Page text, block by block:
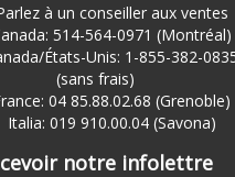
à un conseiller aux ventes
514-564-0971 (Montréal)
États-Unis: 1-855-382-
(sans frais)
04 85.88.02.68 (Grenoble)
Italia: 019 910.00.04 (Savona)
notre infolettre